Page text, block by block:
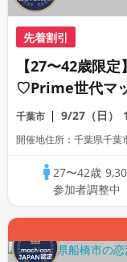
先着割引
【27〜42歳限
♡Prime世代マ
千葉市 9/27（日）
開催地住所：千葉県千
27〜42歳
参加者調整中